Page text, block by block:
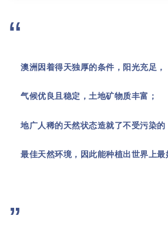
“
澳洲因着得天独厚的条件，阳光充足，
气候优良且稳定，土地矿物质丰富；
地广人稀的天然状态造就了不受污染的
最佳天然环境，因此能种植出世界上最
”